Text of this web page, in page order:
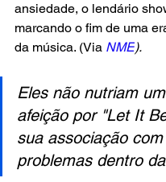
ansiedade, o lendário
marcando o fim de uma
da música. (Via NME).
Eles não nutriam
afeição por "Let It
sua associação
problemas dentro